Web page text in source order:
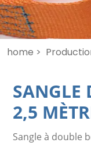
home >
SANGLE
2,5
Sangle à double